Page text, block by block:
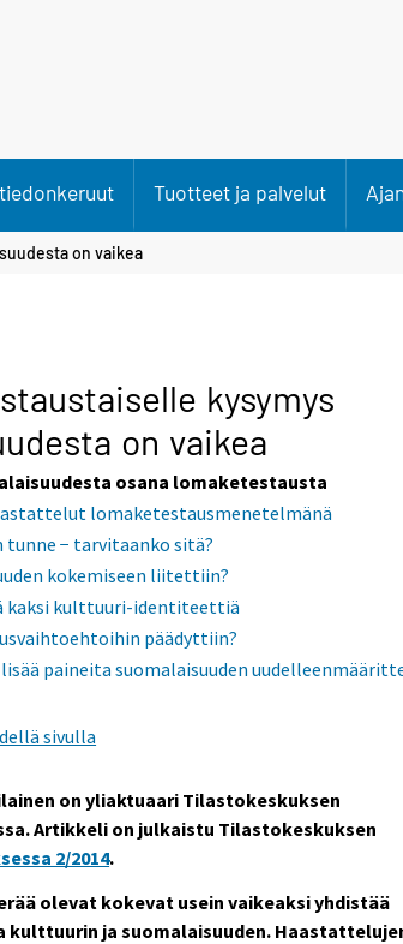
Tuotteet ja palvelut
on vaikea
kysymys
on vaikea
osana lomaketestausta
lomaketestausmenetelmänä
tunne − tarvitaanko sitä?
kokemiseen liitettiin?
kaksi kulttuuri-identiteettiä
päädyttiin?
paineita suomalaisuuden
sivulla
on yliaktuaari Tilastokeskuksen
Artikkeli on julkaistu Tilastokeskuksen
2/2014.
olevat kokevat usein vaikeaksi yhdistää
kulttuurin ja suomalaisuuden.